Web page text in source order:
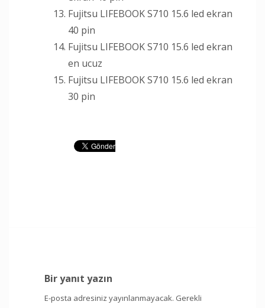
Fujitsu LIFEBOOK S710 15.6 led ekran
40 pin
Fujitsu LIFEBOOK S710 15.6 led ekran
en ucuz
Fujitsu LIFEBOOK S710 15.6 led ekran
30 pin
Bir yanıt yazın
E-posta adresiniz yayınlanmayacak. Gerekli